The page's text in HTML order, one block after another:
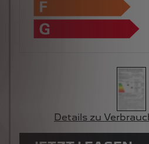
Details zu